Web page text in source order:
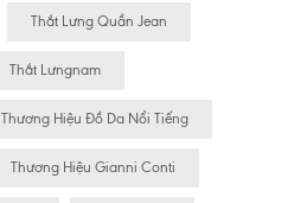
Thắt Lưng Quần Jean
Thắt Lưngnam
Thương Hiệu Đồ Da Nổi Tiếng
Thương Hiệu Gianni Conti